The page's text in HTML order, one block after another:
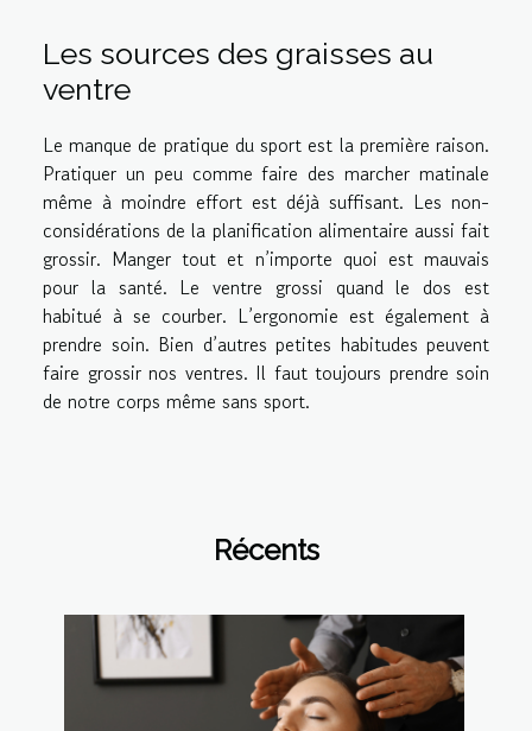
Les sources des graisses au
ventre
Le manque de pratique du sport est la première raison.
Pratiquer un peu comme faire des marcher matinale
même à moindre effort est déjà suffisant. Les non-
considérations de la planification alimentaire aussi fait
grossir. Manger tout et n’importe quoi est mauvais
pour la santé. Le ventre grossi quand le dos est
habitué à se courber. L’ergonomie est également à
prendre soin. Bien d’autres petites habitudes peuvent
faire grossir nos ventres. Il faut toujours prendre soin
de notre corps même sans sport.
Récents